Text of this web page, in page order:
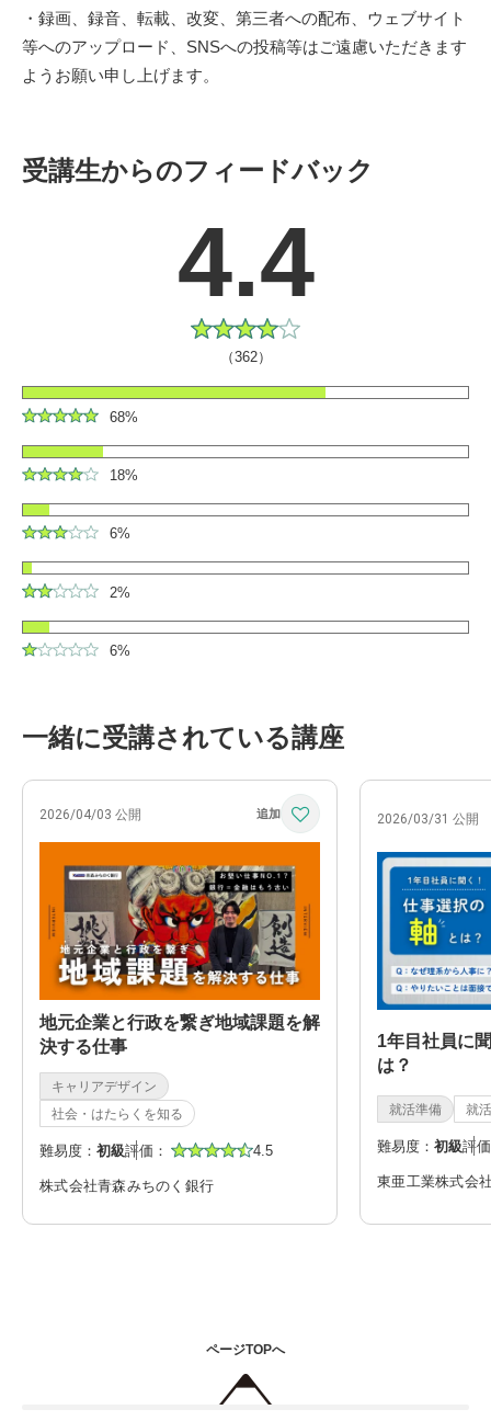
・録画、録音、転載、改変、第三者への配布、ウェブサイト
等へのアップロード、SNSへの投稿等はご遠慮いただきます
ようお願い申し上げます。
受講生からのフィードバック
4.4
（362）
68%
18%
6%
2%
6%
一緒に受講されている講座
2026/04/03 公開
地元企業と行政を繋ぎ地域課題を解
決する仕事
キャリアデザイン
社会・はたらくを知る
難易度： 初級評価： 4.5
株式会社青森みちのく銀行
2026/03/31 公開
1年目社員に
は？
就活準備 就
難易度： 初級評
東亜工業株式会
ページTOPへ